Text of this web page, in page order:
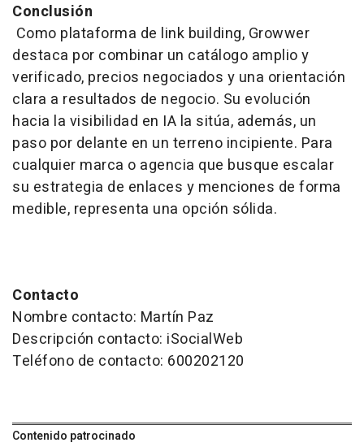
Conclusión
Como plataforma de link building, Growwer
destaca por combinar un catálogo amplio y
verificado, precios negociados y una orientación
clara a resultados de negocio. Su evolución
hacia la visibilidad en IA la sitúa, además, un
paso por delante en un terreno incipiente. Para
cualquier marca o agencia que busque escalar
su estrategia de enlaces y menciones de forma
medible, representa una opción sólida.
Contacto
Nombre contacto: Martín Paz
Descripción contacto: iSocialWeb
Teléfono de contacto: 600202120
Contenido patrocinado